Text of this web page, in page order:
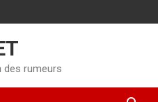
des rumeurs